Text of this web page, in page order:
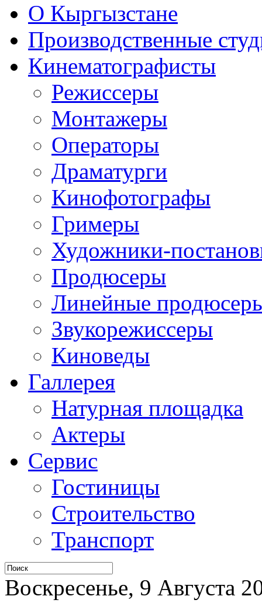
О Кыргызстане
Производственные
Кинематографисты
Режиссеры
Монтажеры
Операторы
Драматурги
Кинофотографы
Гримеры
Художники-
Продюсеры
Линейные
Звукорежиссеры
Киноведы
Галлерея
Натурная площадка
Актеры
Сервис
Гостиницы
Строительство
Транспорт
Воскресенье, 9 Августа